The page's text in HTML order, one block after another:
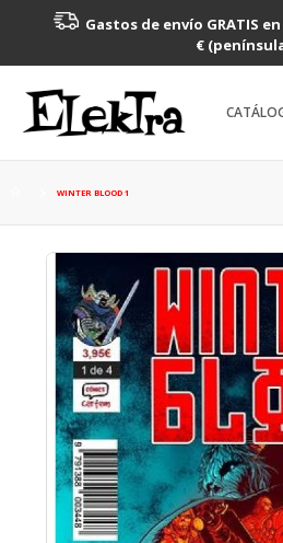
Gastos de envío GRATIS
€
WINTER BLOOD 1
Saltar
al
final
la
galería
de
imágenes